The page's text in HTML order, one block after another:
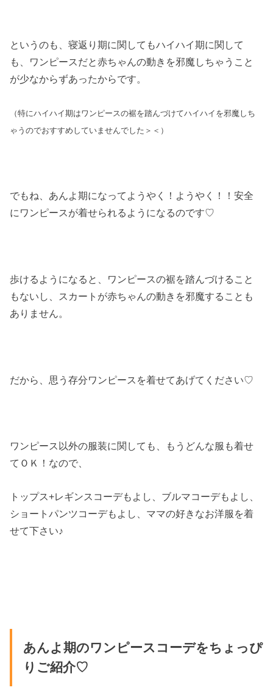
というのも、寝返り期に関してもハイハイ期に関して
も、ワンピースだと赤ちゃんの動きを邪魔しちゃうこと
が少なからずあったからです。
（特にハイハイ期はワンピースの裾を踏んづけてハイハイを邪魔しち
ゃうのでおすすめしていませんでした＞＜）
でもね、あんよ期になってようやく！ようやく！！安全
にワンピースが着せられるようになるのです♡
歩けるようになると、ワンピースの裾を踏んづけること
もないし、スカートが赤ちゃんの動きを邪魔することも
ありません。
だから、思う存分ワンピースを着せてあげてください♡
ワンピース以外の服装に関しても、もうどんな服も着せ
てＯＫ！なので、
トップス+レギンスコーデもよし、ブルマコーデもよし、
ショートパンツコーデもよし、ママの好きなお洋服を着
せて下さい♪
あんよ期のワンピースコーデをちょっぴ
りご紹介♡